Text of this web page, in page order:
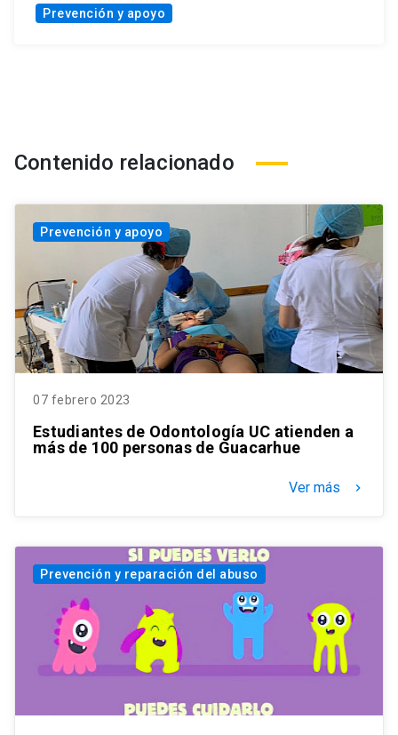
Prevención y apoyo
Contenido relacionado
Prevención y apoyo
07 febrero 2023
Estudiantes de Odontología UC atienden a
más de 100 personas de Guacarhue
Ver más keyboard_arrow_right
Prevención y reparación del abuso